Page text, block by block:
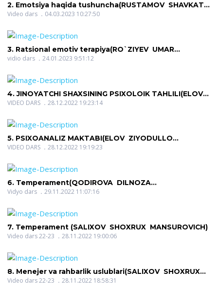
2. Emotsiya haqida tushuncha(RUSTAMOV SHAVKAT
SHUXRAT O`G`LI)
Video dars 04.03.2023 10:27:50
3. Ratsional emotiv terapiya(RO`ZIYEV UMAR
MUZAFAROVICH)
vidio dars 24.01.2023 9:51:12
4. JINOYATCHI SHAXSINING PSIXOLOIK TAHLILI(ELOV
ZIYODULLO SATTOROVICH)
VIDEO DARS 28.12.2022 19:23:14
5. PSIXOANALIZ MAKTABI(ELOV ZIYODULLO
SATTOROVICH)
VIDEO DARS 28.12.2022 19:19:23
6. Temperament(QODIROVA DILNOZA
MURTAZOYEVNA)
Vidyo dars 29.11.2022 11:07:16
7. Temperament (SALIXOV SHOXRUX MANSUROVICH)
Video dars 22-23 28.11.2022 19:00:06
8. Menejer va rahbarlik uslublari(SALIXOV SHOXRUX
MANSUROVICH)
Video dars 22-23 28.11.2022 18:58:31